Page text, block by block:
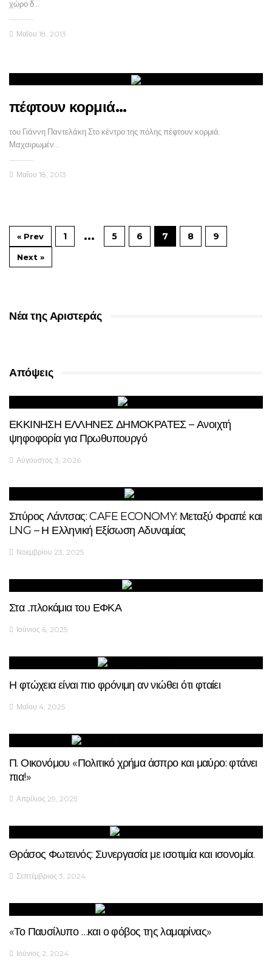
χώρο δ…
Μαΐου 18, 2013
πέφτουν κορμιά…
του Γιάννη Παντελάκη Στο κέντρο της πόλης πέφτουν κορμιά.
Μαχαιρωμέν…
Μαΐου 18, 2013
« Prev 1 … 5 6 7 8 9
Next »
Νέα της Αριστεράς
Απόψεις
ΕΚΚΙΝΗΣΗ ΕΛΛΗΝΕΣ ΔΗΜΟΚΡΑΤΕΣ – Ανοιχτή
ψηφοφορία για Πρωθυπουργό
Αύγουστος 3, 2026
Σπύρος Λάντσας: CAFE ECONOMY: Μεταξύ Φραπέ και
LNG – Η Ελληνική Εξίσωση Αδυναμίας
Νοεμβρίου 23, 2025
Στα ..πλοκάμια του ΕΦΚΑ
Ιούνιος 6, 2025
Η φτώχεια είναι πιο φρόνιμη αν νιώθει ότι φταίει
Μαΐου 4, 2025
Π. Οικονόμου «Πολιτικό χρήμα άσπρο και μαύρο: φτάνει
πια!»
Απρίλιος 29, 2025
Θράσος Φωτεινός: Συνεργασία με ισοτιμία και ισονομία.
Σεπτέμβριος 3, 2024
«Το Παυσίλυπο …και ο φόβος της λαμαρίνας»
Ιούνιος 2, 2024